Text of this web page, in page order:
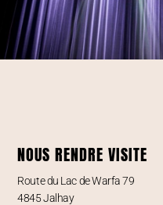
NOUS RENDRE VISITE
Route du Lac de Warfa 79
4845 Jalhay